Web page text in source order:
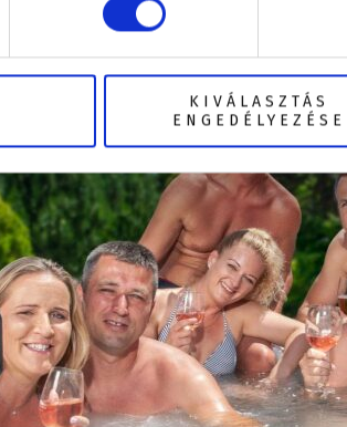
KIVÁLASZTÁS
ENGEDÉLYEZÉSE